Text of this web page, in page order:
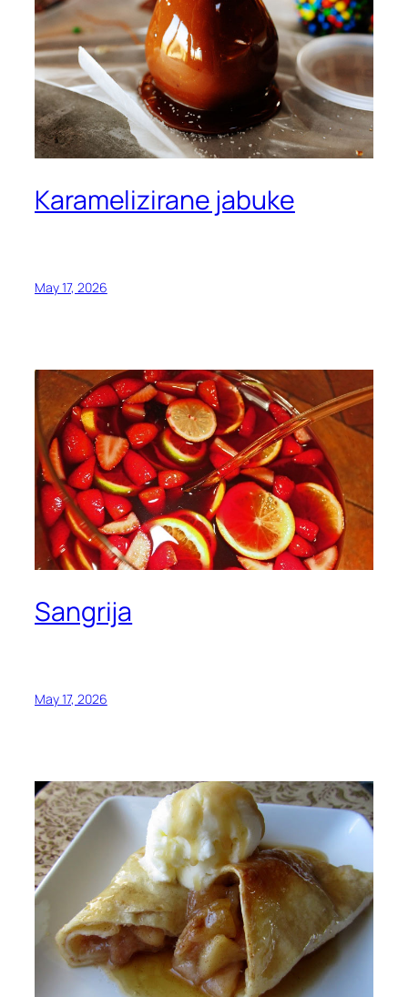
Karamelizirane jabuke
May 17, 2026
Sangrija
May 17, 2026